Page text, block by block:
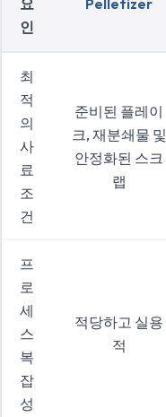
요
인
Pelletizer
최
적
의
사
료
조
건
준비된 플레이
크, 재분쇄물 및
안정화된 스크
랩
프
로
세
스
복
잡
성
적당하고 실용
적